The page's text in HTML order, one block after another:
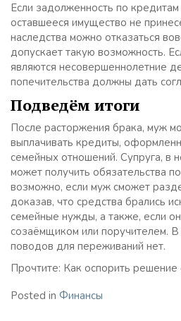
Если задолженность по
оставшееся имущество не
наследства можно отказаться
допускает такую возможность.
являются несовершеннолетние
попечительства должны дать
Подведём итоги
После расторжения брака, муж
выплачивать кредиты,
семейных отношений. Супруга, в
может получить обязательства
возможно, если муж сможет
доказав, что средства брались
семейные нужды, а также, если
созаёмщиком или поручителем. В
поводов для переживаний нет.
Прочтите: Как оспорить
Posted in Финансы